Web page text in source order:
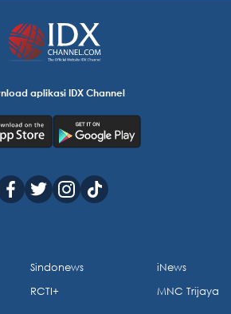
aplikasi IDX Channel
Sindonews
RCTI+
iNews
MNC Trijaya